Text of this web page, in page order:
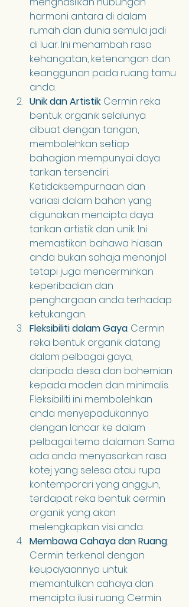
harmoni antara di dalam
rumah dan dunia semula jadi
di luar. Ini menambah rasa
kehangatan, ketenangan dan
keanggunan pada ruang tamu
anda.
Unik dan Artistik: Cermin reka
bentuk organik selalunya
dibuat dengan tangan,
membolehkan setiap
bahagian mempunyai daya
tarikan tersendiri.
Ketidaksempurnaan dan
variasi dalam bahan yang
digunakan mencipta daya
tarikan artistik dan unik. Ini
memastikan bahawa hiasan
anda bukan sahaja menonjol
tetapi juga mencerminkan
keperibadian dan
penghargaan anda terhadap
ketukangan.
Fleksibiliti dalam Gaya: Cermin
reka bentuk organik datang
dalam pelbagai gaya,
daripada desa dan bohemian
kepada moden dan minimalis.
Fleksibiliti ini membolehkan
anda menyepadukannya
dengan lancar ke dalam
pelbagai tema dalaman. Sama
ada anda menyasarkan rasa
kotej yang selesa atau rupa
kontemporari yang anggun,
terdapat reka bentuk cermin
organik yang akan
melengkapkan visi anda.
Membawa Cahaya dan Ruang:
Cermin terkenal dengan
keupayaannya untuk
memantulkan cahaya dan
mencipta ilusi ruang. Cermin